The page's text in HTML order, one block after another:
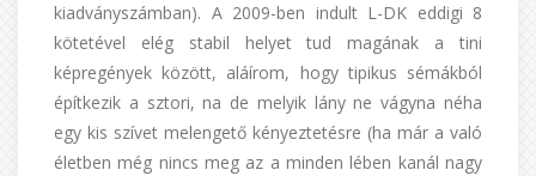
kiadványszámban). A 2009-ben indult L-DK eddigi 8
kötetével elég stabil helyet tud magának a tini
képregények között, aláírom, hogy tipikus sémákból
építkezik a sztori, na de melyik lány ne vágyna néha
egy kis szívet melengető kényeztetésre (ha már a való
életben még nincs meg az a minden lében kanál nagy